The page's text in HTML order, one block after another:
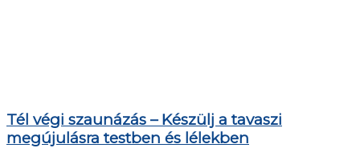
Tél végi szaunázás – Készülj a tavaszi
megújulásra testben és lélekben